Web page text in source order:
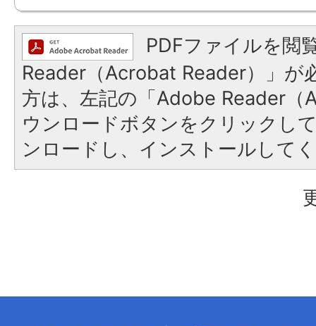
PDFファイルを閲
Reader（Acrobat Reader）」が
方は、左記の「Adobe Reader（
ウンロードボタンをクリックし
ンロードし、インストールして